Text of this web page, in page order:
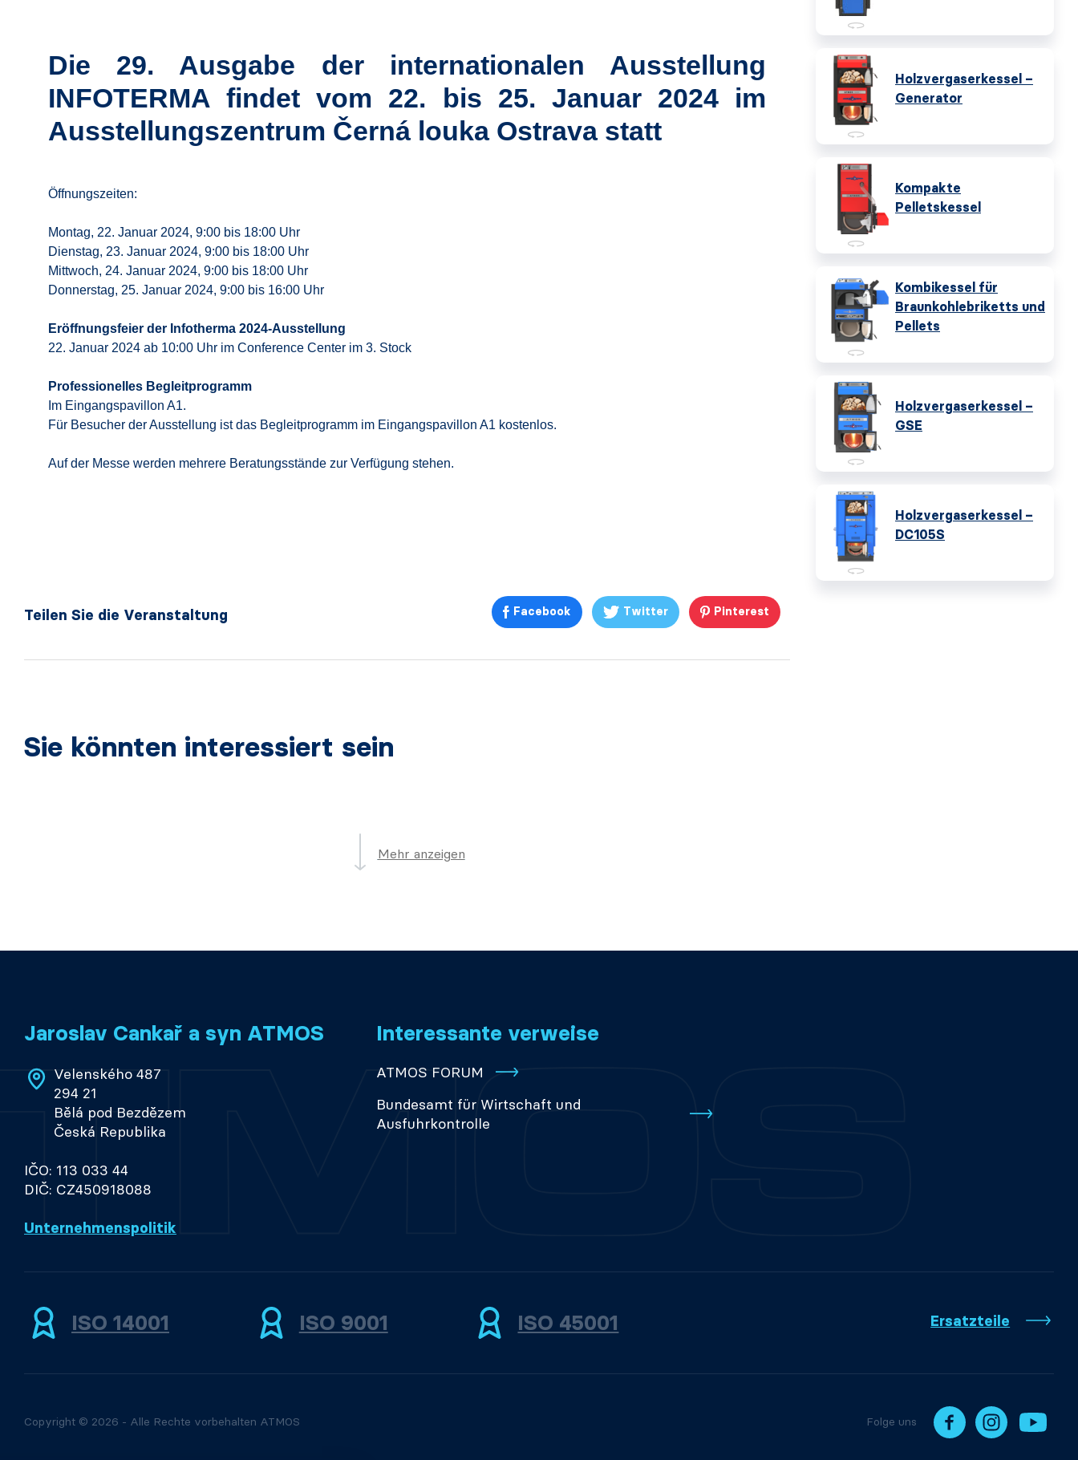
Die 29. Ausgabe der internationalen Ausstellung
INFOTERMA findet vom 22. bis 25. Januar 2024 im
Ausstellungszentrum Černá louka Ostrava statt
Öffnungszeiten:
Montag, 22. Januar 2024, 9:00 bis 18:00 Uhr
Dienstag, 23. Januar 2024, 9:00 bis 18:00 Uhr
Mittwoch, 24. Januar 2024, 9:00 bis 18:00 Uhr
Donnerstag, 25. Januar 2024, 9:00 bis 16:00 Uhr
Eröffnungsfeier der Infotherma 2024-Ausstellung
22. Januar 2024 ab 10:00 Uhr im Conference Center im 3. Stock
Professionelles Begleitprogramm
Im Eingangspavillon A1.
Für Besucher der Ausstellung ist das Begleitprogramm im Eingangspavillon A1 kostenlos.
Auf der Messe werden mehrere Beratungsstände zur Verfügung stehen.
Teilen Sie die Veranstaltung Facebook Twitter Pinterest
Sie könnten interessiert sein
Mehr anzeigen
Holzvergaserkessel –
Generator
Kompakte
Pelletskessel
Kombikessel für
Braunkohlebriketts und
Pellets
Holzvergaserkessel –
GSE
Holzvergaserkessel –
DC105S
Jaroslav Cankař a syn ATMOS
Velenského 487
294 21
Bělá pod Bezdězem
Česká Republika
IČO: 113 033 44
DIČ: CZ450918088
Unternehmenspolitik
Interessante verweise
ATMOS FORUM
Bundesamt für Wirtschaft und
Ausfuhrkontrolle
ISO 14001 ISO 9001 ISO 45001 Ersatzteile
Copyright © 2026 - Alle Rechte vorbehalten ATMOS Folge uns